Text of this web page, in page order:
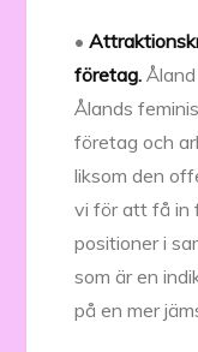
•
företag.
Ålands
företag och
liksom den
vi för att få in
positioner i
som är en
på en mer